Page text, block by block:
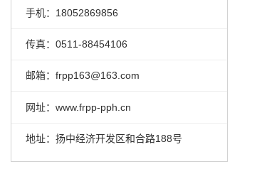
手机：18052869856
传真：0511-88454106
邮箱：frpp163@163.com
网址：www.frpp-pph.cn
地址：扬中经济开发区和合路188号